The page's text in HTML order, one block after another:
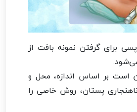
برای گرفتن نمونه بافت از
بر اساس اندازه، محل و
پستان، روش خاصی را